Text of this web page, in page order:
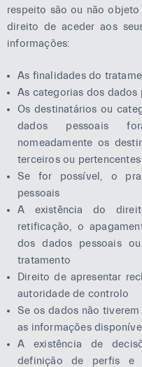
respeito são ou não
direito de aceder aos
informações:
As finalidades do
As categorias dos dados
Os destinatários ou
dados pessoais
nomeadamente os
terceiros ou
Se for possível, o
pessoais
A existência do
retificação, o
dos dados pessoais
tratamento
Direito de apresentar
autoridade de controlo
Se os dados não
as informações
A existência de
definição de perfis e